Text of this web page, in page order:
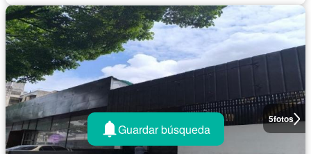
5fotos
Guardar búsqueda